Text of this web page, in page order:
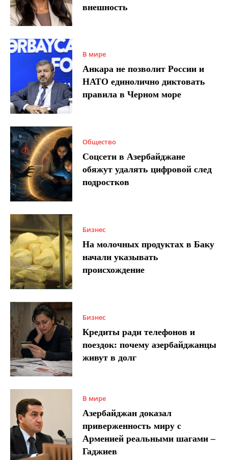
внешность
В мире
Анкара не позволит России и
НАТО единолично диктовать
правила в Черном море
Общество
Соцсети в Азербайджане
обяжут удалять цифровой след
подростков
Бизнес
На молочных продуктах в Баку
начали указывать
происхождение
Бизнес
Кредиты ради телефонов и
поездок: почему азербайджанцы
живут в долг
В мире
Азербайджан доказал
приверженность миру с
Арменией реальными шагами –
Гаджиев